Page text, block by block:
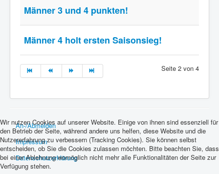
Männer 3 und 4 punkten!
Männer 4 holt ersten Saisonsieg!
Seite 2 von 4
An-/Abmelden
Impressum
Datenschutzerklärung
Wir nutzen Cookies auf unserer Website. Einige von ihnen sind essenziell für
den Betrieb der Seite, während andere uns helfen, diese Website und die
Nutzererfahrung zu verbessern (Tracking Cookies). Sie können selbst
entscheiden, ob Sie die Cookies zulassen möchten. Bitte beachten Sie, dass
bei einer Ablehnung womöglich nicht mehr alle Funktionalitäten der Seite zur
Verfügung stehen.